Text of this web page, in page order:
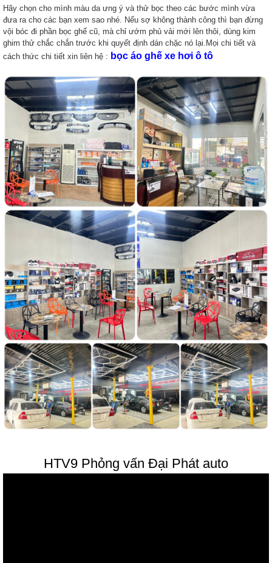
Hãy chọn cho mình màu da ưng ý và thử bọc theo các bước mình vừa
đưa ra cho các bạn xem sao nhé. Nếu sợ không thành công thì bạn đừng
vội bóc đi phần bọc ghế cũ, mà chỉ ướm phủ vải mới lên thôi, dùng kim
ghim thử chắc chắn trước khi quyết định dán chặc nó lại. Mọi chi tiết và
cách thức chi tiết xin liên hệ : bọc áo ghế xe hơi ô tô
HTV9 Phỏng vấn Đại Phát auto